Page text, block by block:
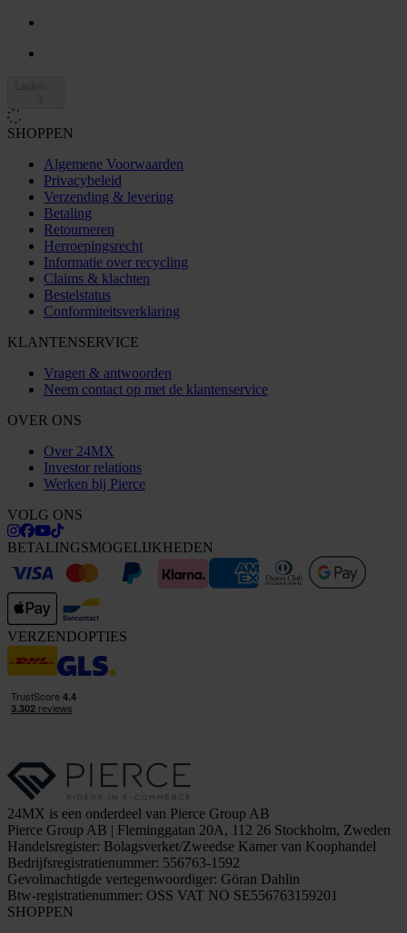
SHOPPEN
Algemene Voorwaarden
Privacybeleid
Verzending & levering
Betaling
Retourneren
Herroepingsrecht
Informatie over recycling
Claims & klachten
Bestelstatus
Conformiteitsverklaring
KLANTENSERVICE
Vragen & antwoorden
Neem contact op met de klantenservice
OVER ONS
Over 24MX
Investor relations
Werken bij Pierce
VOLG ONS
BETALINGSMOGELIJKHEDEN
VERZENDOPTIES
24MX is een onderdeel van Pierce Group AB
Pierce Group AB | Fleminggatan 20A, 112 26 Stockholm, Zweden
Handelsregister: Bolagsverket/Zweedse Kamer van Koophandel
Bedrijfsregistratienummer: 556763-1592
Gevolmachtigde vertegenwoordiger: Göran Dahlin
Btw-registratienummer: OSS VAT NO SE556763159201
SHOPPEN